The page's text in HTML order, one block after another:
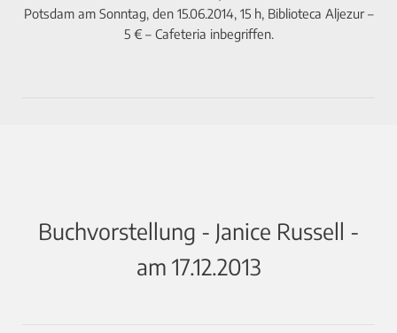
Potsdam am Sonntag, den 15.06.2014, 15 h, Biblioteca Aljezur –
5 € – Cafeteria inbegriffen.
Buchvorstellung - Janice Russell -
am 17.12.2013